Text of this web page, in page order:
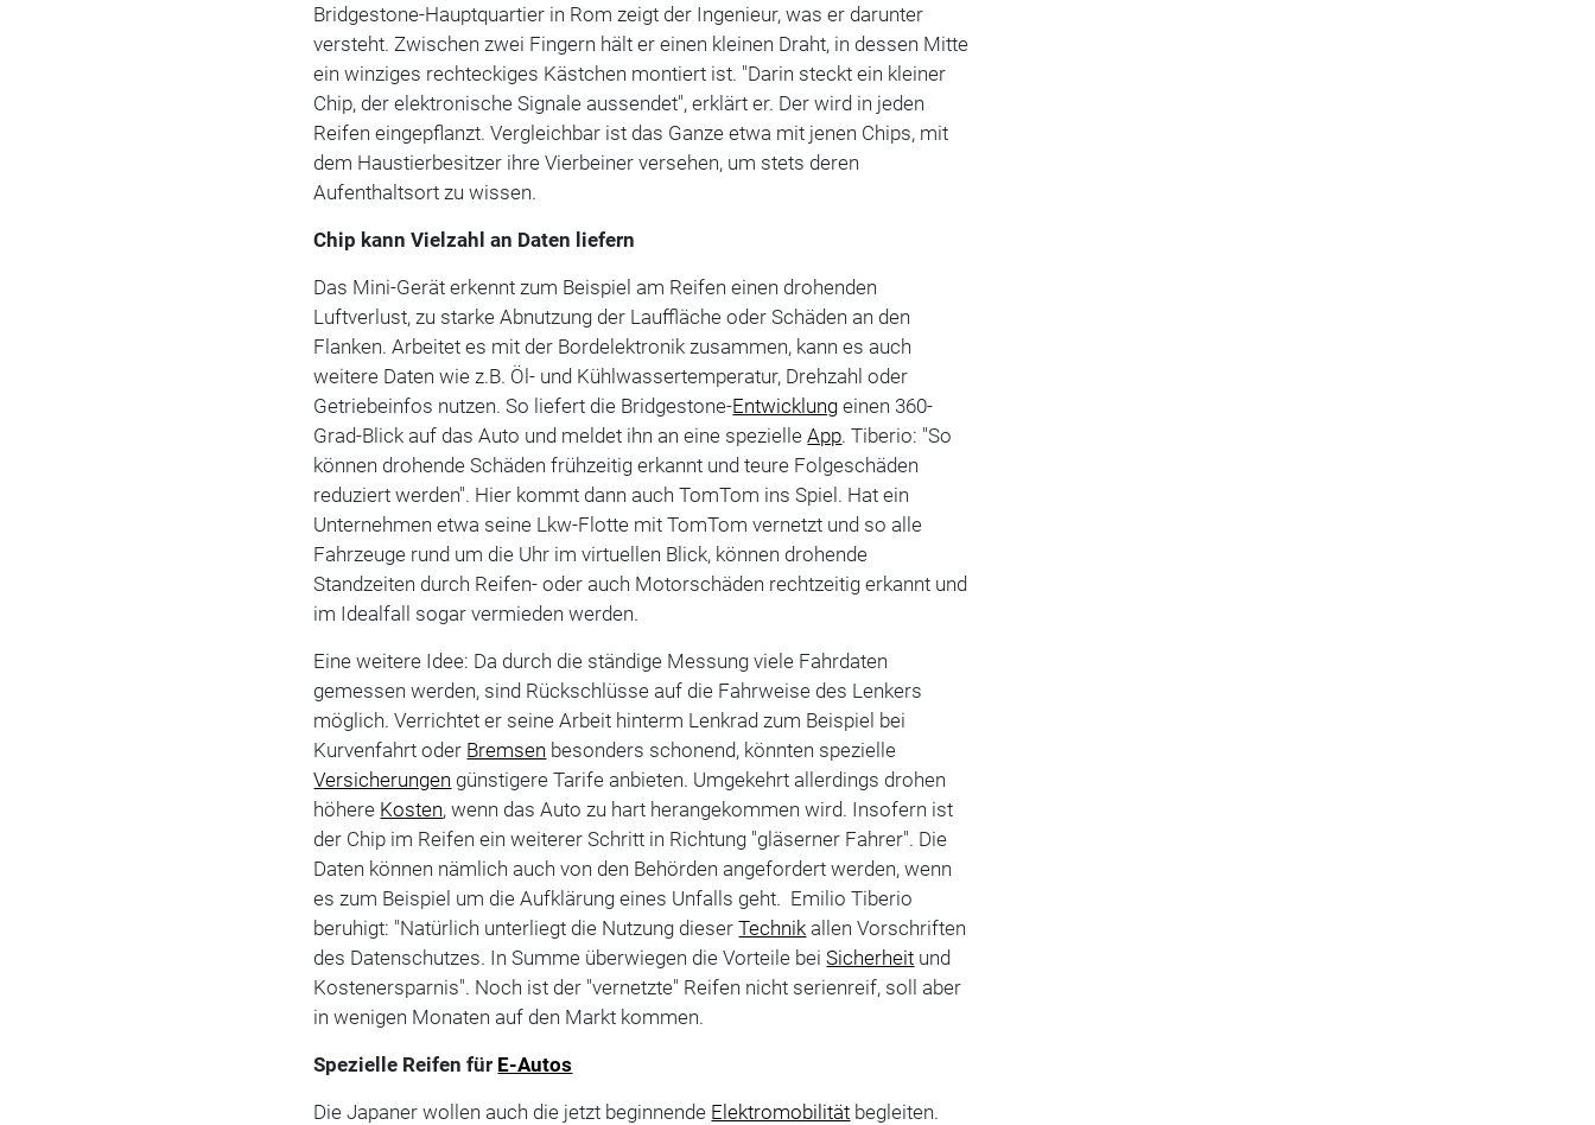
Bridgestone-Hauptquartier in Rom zeigt der Ingenieur, was er darunter
versteht. Zwischen zwei Fingern hält er einen kleinen Draht, in dessen Mitte
ein winziges rechteckiges Kästchen montiert ist. "Darin steckt ein kleiner
Chip, der elektronische Signale aussendet", erklärt er. Der wird in jeden
Reifen eingepflanzt. Vergleichbar ist das Ganze etwa mit jenen Chips, mit
dem Haustierbesitzer ihre Vierbeiner versehen, um stets deren
Aufenthaltsort zu wissen.
Chip kann Vielzahl an Daten liefern
Das Mini-Gerät erkennt zum Beispiel am Reifen einen drohenden
Luftverlust, zu starke Abnutzung der Lauffläche oder Schäden an den
Flanken. Arbeitet es mit der Bordelektronik zusammen, kann es auch
weitere Daten wie z.B. Öl- und Kühlwassertemperatur, Drehzahl oder
Getriebeinfos nutzen. So liefert die Bridgestone-Entwicklung einen 360-
Grad-Blick auf das Auto und meldet ihn an eine spezielleApp. Tiberio: "So
können drohende Schäden frühzeitig erkannt und teure Folgeschäden
reduziert werden". Hier kommt dann auch TomTom ins Spiel. Hat ein
Unternehmen etwa seine Lkw-Flotte mit TomTom vernetzt und so alle
Fahrzeuge rund um die Uhr im virtuellen Blick, können drohende
Standzeiten durch Reifen- oder auch Motorschäden rechtzeitig erkannt und
im Idealfall sogar vermieden werden.
Eine weitere Idee: Da durch die ständige Messung viele Fahrdaten
gemessen werden, sind Rückschlüsse auf die Fahrweise des Lenkers
möglich. Verrichtet er seine Arbeit hinterm Lenkrad zum Beispiel bei
Kurvenfahrt oder Bremsen besonders schonend, könnten spezielle
Versicherungen günstigere Tarife anbieten. Umgekehrt allerdings drohen
höhere Kosten, wenn das Auto zu hart herangekommen wird. Insofern ist
der Chip im Reifen ein weiterer Schritt in Richtung "gläserner Fahrer". Die
Daten können nämlich auch von den Behörden angefordert werden, wenn
es zum Beispiel um die Aufklärung eines Unfalls geht. Emilio Tiberio
beruhigt: "Natürlich unterliegt die Nutzung dieserTechnik allen Vorschriften
des Datenschutzes. In Summe überwiegen die Vorteile beiSicherheit und
Kostenersparnis". Noch ist der "vernetzte" Reifen nicht serienreif, soll aber
in wenigen Monaten auf den Markt kommen.
Spezielle Reifen für E-Autos
Die Japaner wollen auch die jetzt beginnende Elektromobilität begleiten.